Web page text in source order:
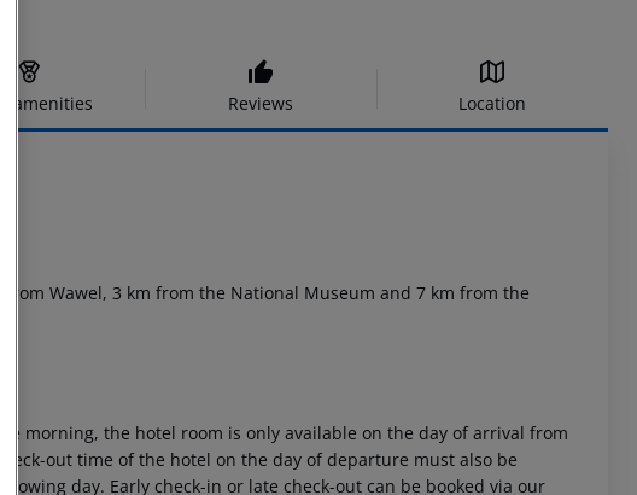
amenities Reviews Location
Wawel, 3 km from the National Museum and 7 km from the
morning, the hotel room is only available on the day of arrival from
out time of the hotel on the day of departure must also be
day. Early check-in or late check-out can be booked via our